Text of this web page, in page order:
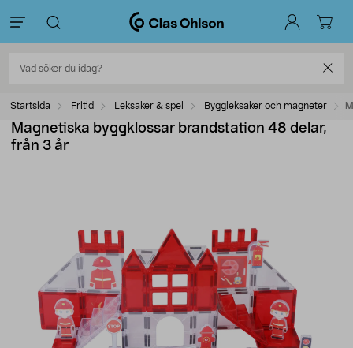
Startsida Fritid Leksaker & spel Byggleksaker och magneter
Magnetiska byggklossar brandstation 48 delar,
från 3 år